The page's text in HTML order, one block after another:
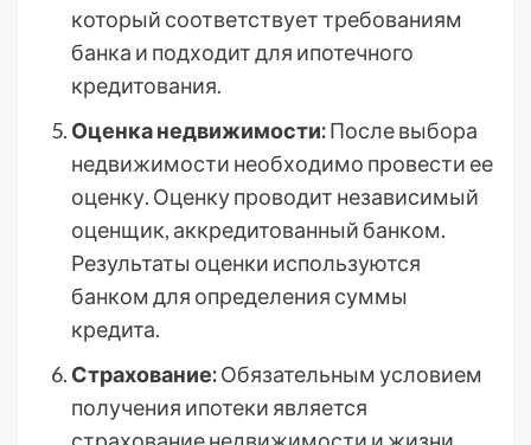
который соответствует требованиям
банка и подходит для ипотечного
кредитования.
Оценка недвижимости:После выбора
недвижимости необходимо провести ее
оценку. Оценку проводит независимый
оценщик, аккредитованный банком.
Результаты оценки используются
банком для определения суммы
кредита.
Страхование:Обязательным условием
получения ипотеки является